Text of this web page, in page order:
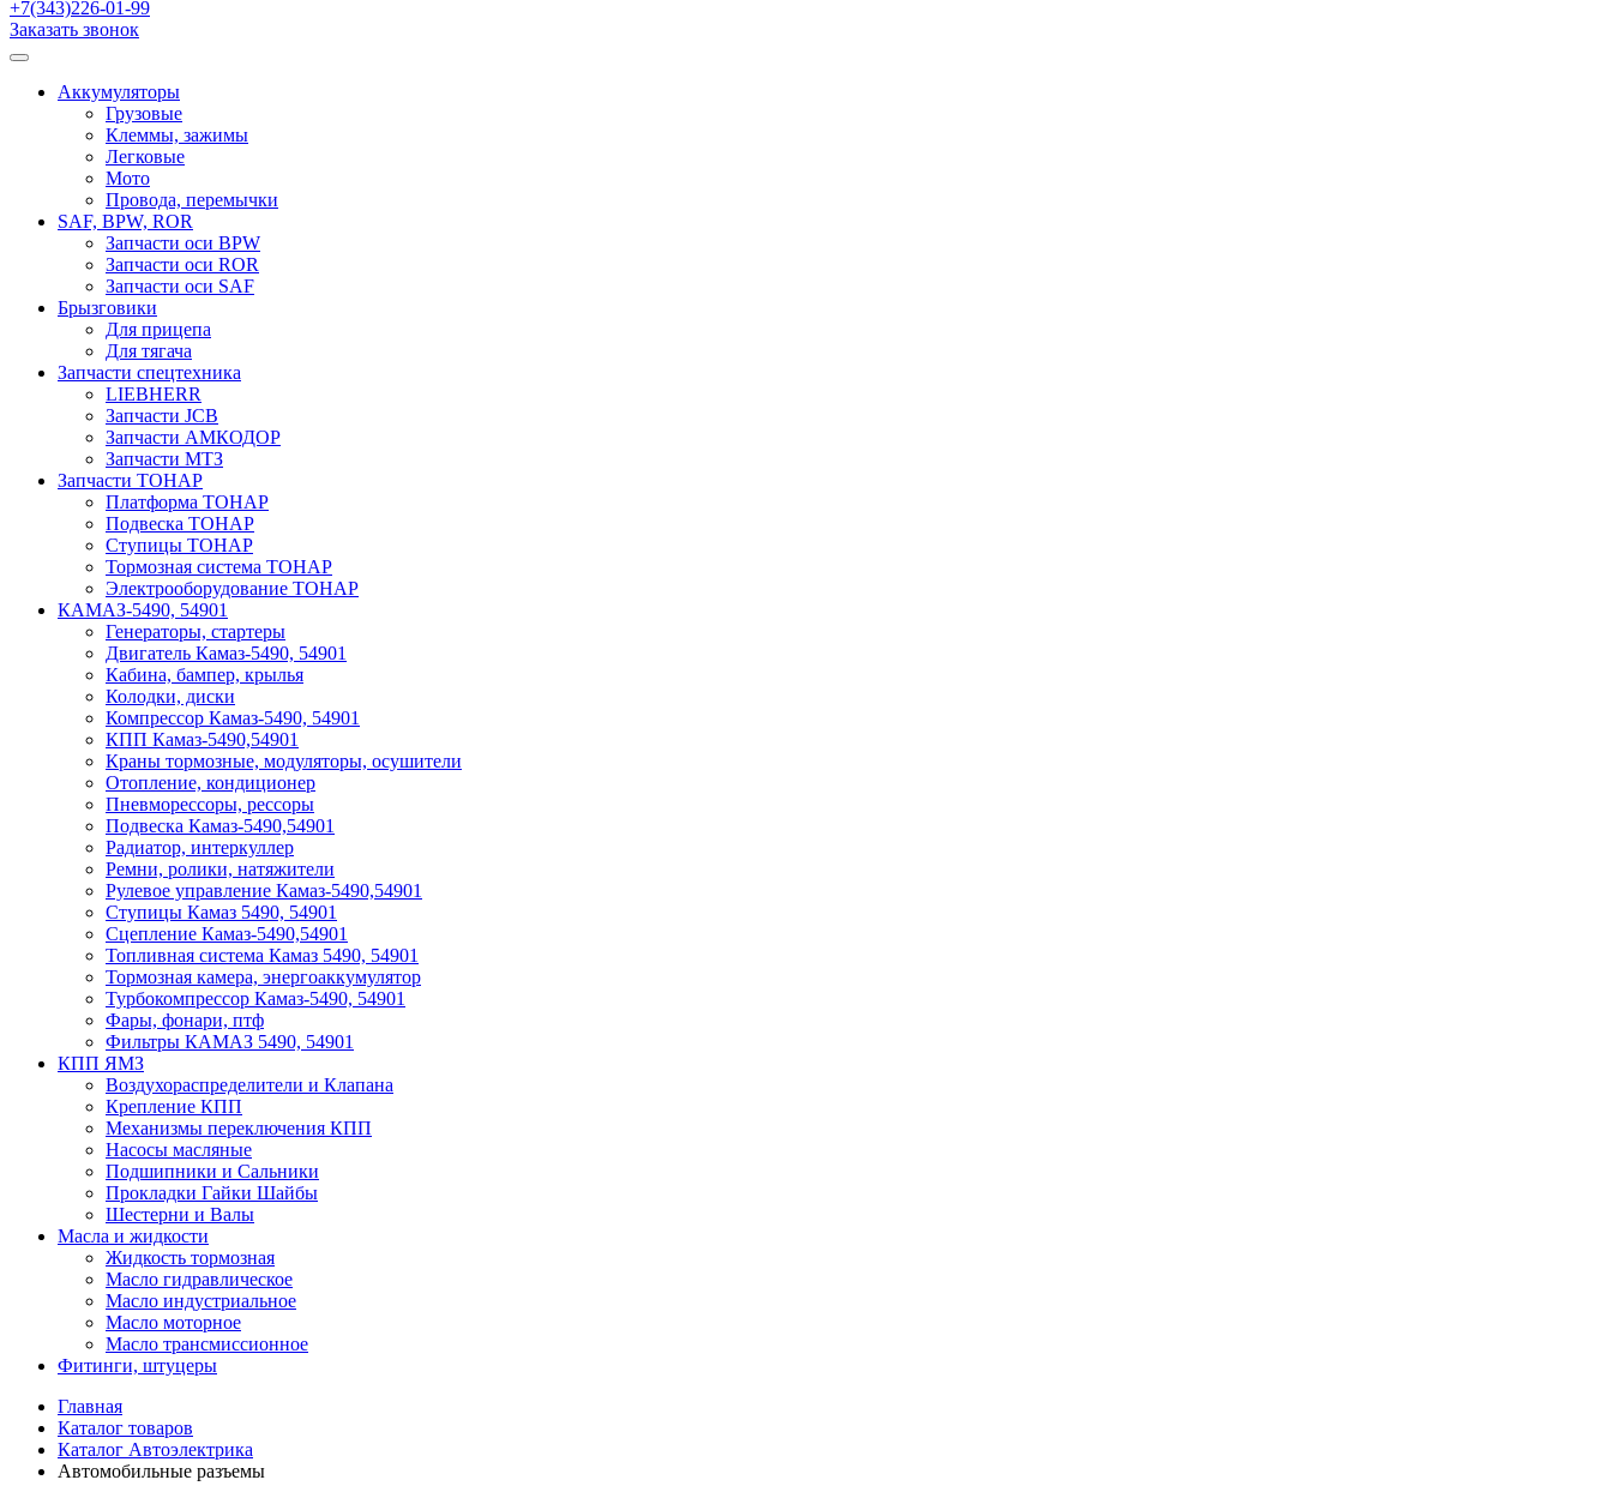
+7(343)226-01-99
Заказать звонок
Аккумуляторы
Грузовые
Клеммы, зажимы
Легковые
Мото
Провода, перемычки
SAF, BPW, ROR
Запчасти оси BPW
Запчасти оси ROR
Запчасти оси SAF
Брызговики
Для прицепа
Для тягача
Запчасти спецтехника
LIEBHERR
Запчасти JCB
Запчасти АМКОДОР
Запчасти МТЗ
Запчасти ТОНАР
Платформа ТОНАР
Подвеска ТОНАР
Ступицы ТОНАР
Тормозная система ТОНАР
Электрооборудование ТОНАР
КАМАЗ-5490, 54901
Генераторы, стартеры
Двигатель Камаз-5490, 54901
Кабина, бампер, крылья
Колодки, диски
Компрессор Камаз-5490, 54901
КПП Камаз-5490,54901
Краны тормозные, модуляторы, осушители
Отопление, кондиционер
Пневморессоры, рессоры
Подвеска Камаз-5490,54901
Радиатор, интеркуллер
Ремни, ролики, натяжители
Рулевое управление Камаз-5490,54901
Ступицы Камаз 5490, 54901
Сцепление Камаз-5490,54901
Топливная система Камаз 5490, 54901
Тормозная камера, энергоаккумулятор
Турбокомпрессор Камаз-5490, 54901
Фары, фонари, птф
Фильтры КАМАЗ 5490, 54901
КПП ЯМЗ
Воздухораспределители и Клапана
Крепление КПП
Механизмы переключения КПП
Насосы масляные
Подшипники и Сальники
Прокладки Гайки Шайбы
Шестерни и Валы
Масла и жидкости
Жидкость тормозная
Масло гидравлическое
Масло индустриальное
Масло моторное
Масло трансмиссионное
Фитинги, штуцеры
Главная
Каталог товаров
Каталог Автоэлектрика
Автомобильные разъемы